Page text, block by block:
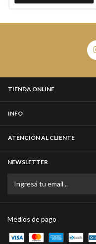
TIENDA ONLINE
INFO
ATENCIÓN AL CLIENTE
NEWSLETTER
Medios de pago